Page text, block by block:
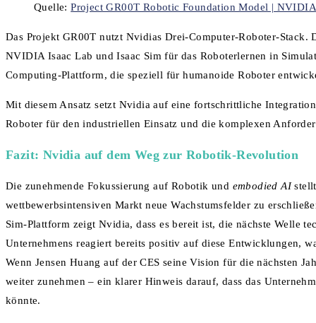
Quelle:Project GR00T Robotic Foundation Model |
Das Projekt GR00T nutzt Nvidias Drei-Computer-Roboter-
NVIDIA Isaac Lab und Isaac Sim für das Roboterlernen in
Computing-Plattform, die speziell für humanoide Roboter
Mit diesem Ansatz setzt Nvidia auf eine fortschrittliche
Roboter für den industriellen Einsatz und die komplexen
Fazit: Nvidia auf dem Weg zur Robotik-Revolution
Die zunehmende Fokussierung auf Robotik und embodied AIstellt
wettbewerbsintensiven Markt neue Wachstumsfelder zu
Sim-Plattform zeigt Nvidia, dass es bereit ist, die nächste Welle
Unternehmens reagiert bereits positiv auf diese Entwicklungen,
Wenn Jensen Huang auf der CES seine Vision für die nächsten
weiter zunehmen – ein klarer Hinweis darauf, dass das
könnte.